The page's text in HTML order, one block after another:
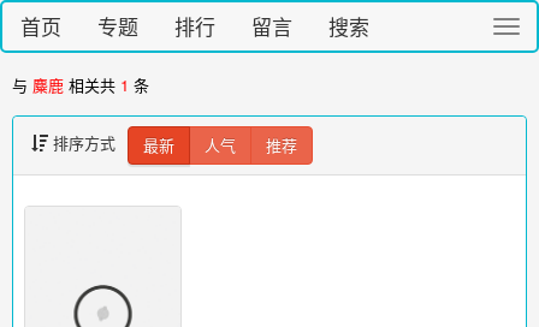
切
换
首页 专题 排行 留言 搜索
与 麋鹿 相关共 1 条
排序方式 最新 人气 推荐